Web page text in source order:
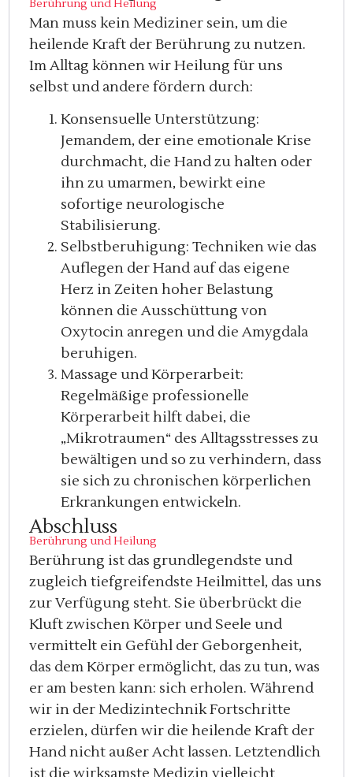
Berührung und Heilung
Man muss kein Mediziner sein, um die
heilende Kraft der Berührung zu nutzen.
Im Alltag können wir Heilung für uns
selbst und andere fördern durch:
Konsensuelle Unterstützung:
Jemandem, der eine emotionale Krise
durchmacht, die Hand zu halten oder
ihn zu umarmen, bewirkt eine
sofortige neurologische
Stabilisierung.
Selbstberuhigung: Techniken wie das
Auflegen der Hand auf das eigene
Herz in Zeiten hoher Belastung
können die Ausschüttung von
Oxytocin anregen und die Amygdala
beruhigen.
Massage und Körperarbeit:
Regelmäßige professionelle
Körperarbeit hilft dabei, die
„Mikrotraumen“ des Alltagsstresses zu
bewältigen und so zu verhindern, dass
sie sich zu chronischen körperlichen
Erkrankungen entwickeln.
Abschluss
Berührung und Heilung
Berührung ist das grundlegendste und
zugleich tiefgreifendste Heilmittel, das uns
zur Verfügung steht. Sie überbrückt die
Kluft zwischen Körper und Seele und
vermittelt ein Gefühl der Geborgenheit,
das dem Körper ermöglicht, das zu tun, was
er am besten kann: sich erholen. Während
wir in der Medizintechnik Fortschritte
erzielen, dürfen wir die heilende Kraft der
Hand nicht außer Acht lassen. Letztendlich
ist die wirksamste Medizin vielleicht